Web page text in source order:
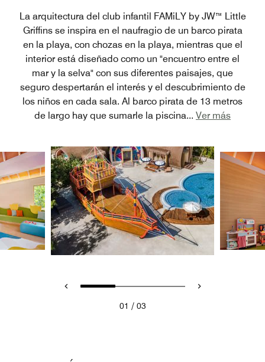
La arquitectura del club infantil FAMiLY by JW™ Little
Griffins se inspira en el naufragio de un barco pirata
en la playa, con chozas en la playa, mientras que el
interior está diseñado como un "encuentro entre el
mar y la selva" con sus diferentes paisajes, que
seguro despertarán el interés y el descubrimiento de
los niños en cada sala. Al barco pirata de 13 metros
de largo hay que sumarle la piscina... Ver más
01 / 03